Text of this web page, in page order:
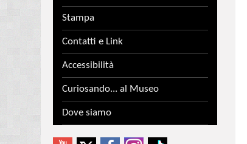
Stampa
Contatti e Link
Accessibilità
Curiosando... al Museo
Dove siamo